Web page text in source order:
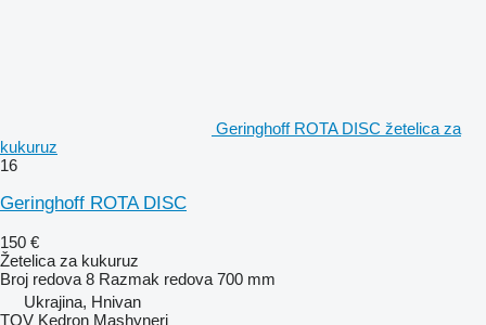
Geringhoff ROTA DISC žetelica za
kukuruz
16
Geringhoff ROTA DISC
150 €
Žetelica za kukuruz
Broj redova 8 Razmak redova 700 mm
Ukrajina, Hnivan
TOV Kedron Mashyneri